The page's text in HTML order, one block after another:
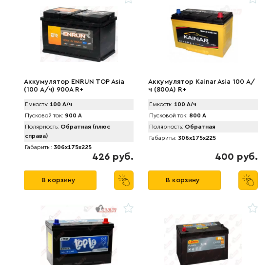
Аккумулятор ENRUN TOP Asia
(100 А/ч) 900A R+
Емкость: 100 А/ч
Пусковой ток: 900 А
Полярность: Обратная (плюс
справа)
Габариты: 306x175x225
426 руб.
В корзину
Аккумулятор Kainar Asia 100 А/
ч (800A) R+
Емкость: 100 А/ч
Пусковой ток: 800 А
Полярность: Обратная
Габариты: 306x175x225
400 руб.
В корзину